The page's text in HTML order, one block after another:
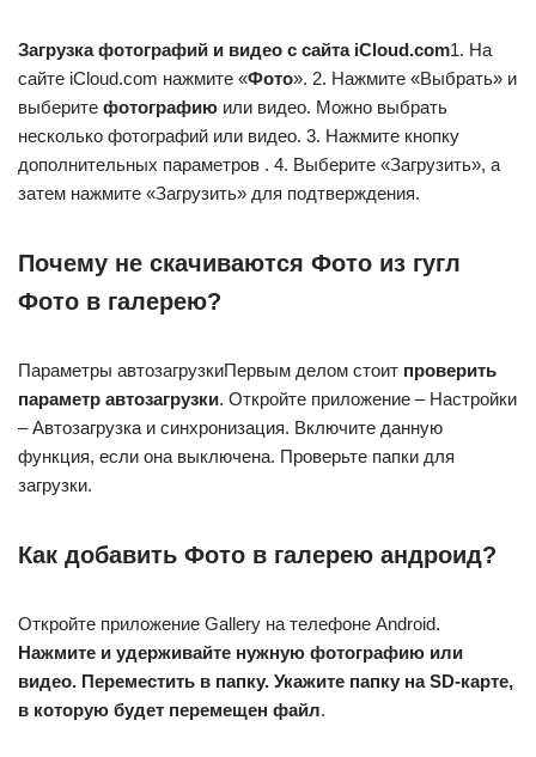
Загрузка фотографий и видео с сайта iCloud.com1. На
сайте iCloud.com нажмите «Фото». 2. Нажмите «Выбрать» и
выберите фотографию или видео. Можно выбрать
несколько фотографий или видео. 3. Нажмите кнопку
дополнительных параметров . 4. Выберите «Загрузить», а
затем нажмите «Загрузить» для подтверждения.
Почему не скачиваются Фото из гугл
Фото в галерею?
Параметры автозагрузкиПервым делом стоит проверить
параметр автозагрузки. Откройте приложение – Настройки
– Автозагрузка и синхронизация. Включите данную
функция, если она выключена. Проверьте папки для
загрузки.
Как добавить Фото в галерею андроид?
Откройте приложение Gallery на телефоне Android.
Нажмите и удерживайте нужную фотографию или
видео. Переместить в папку. Укажите папку на SD-карте,
в которую будет перемещен файл.